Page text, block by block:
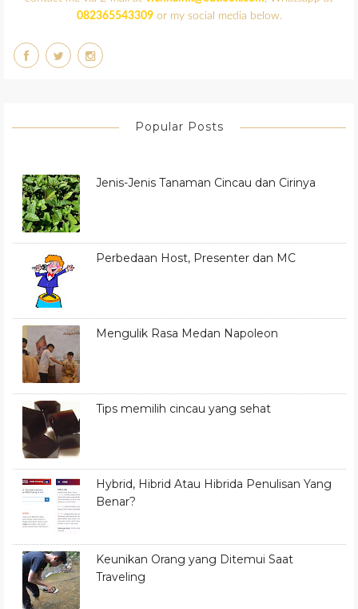
082365543309or my social media below.
Popular Posts
Jenis-Jenis Tanaman Cincau dan Cirinya
Perbedaan Host, Presenter dan MC
Mengulik Rasa Medan Napoleon
Tips memilih cincau yang sehat
Hybrid, Hibrid Atau Hibrida Penulisan Yang
Benar?
Keunikan Orang yang Ditemui Saat
Traveling